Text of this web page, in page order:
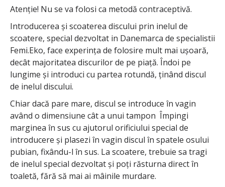
Atenție! Nu se va folosi ca metodă contraceptivă.
Introducerea și scoaterea discului prin inelul de
scoatere, special dezvoltat in Danemarca de specialistii
Femi.Eko, face experința de folosire mult mai ușoară,
decât majoritatea discurilor de pe piață. Îndoi pe
lungime și introduci cu partea rotundă, ținând discul
de inelul discului.
Chiar dacă pare mare, discul se introduce în vagin
având o dimensiune cât a unui tampon Împingi
marginea în sus cu ajutorul orificiului special de
introducere și plasezi în vagin discul în spatele osului
pubian, fixându-l în sus. La scoatere, trebuie sa tragi
de inelul special dezvoltat și poți răsturna direct în
toaletă, fără să mai ai mâinile murdare.